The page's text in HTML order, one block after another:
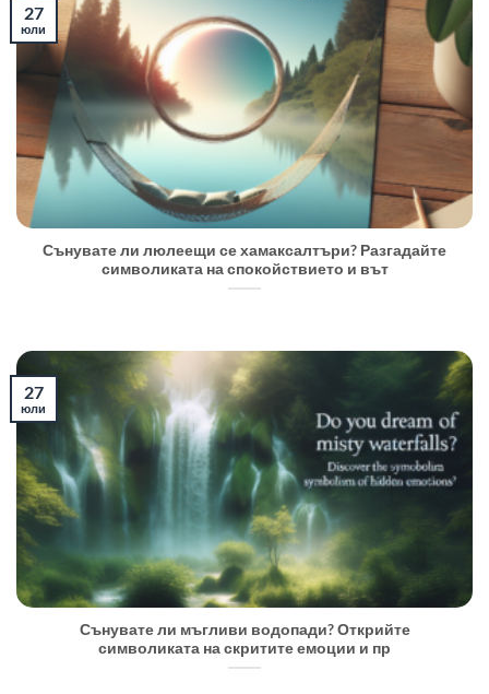
Сънувате ли люлеещи се хамаксалтъри? Разгадайте
символиката на спокойствието и вът
27
юли
Сънувате ли мъгливи водопади? Открийте
символиката на скритите емоции и пр
27
юли